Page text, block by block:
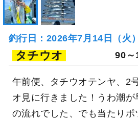
釣行日：2026年7月14日（火
タチウオ 90～
午前便、タチウオテンヤ、2
オ見に行きました！うわ潮
の流れでした、でも当たり